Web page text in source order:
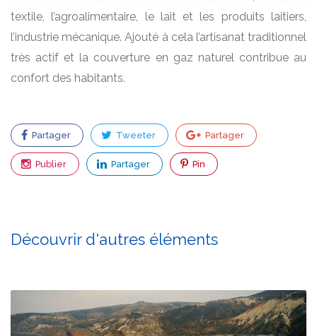
textile, l’agroalimentaire, le lait et les produits laitiers,
l’industrie mécanique. Ajouté à cela l’artisanat traditionnel
très actif et la couverture en gaz naturel contribue au
confort des habitants.
Partager Tweeter Partager
Publier Partager Pin
Découvrir d'autres éléments